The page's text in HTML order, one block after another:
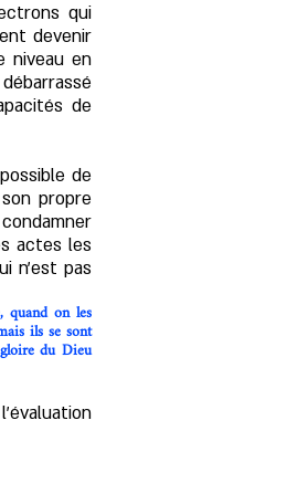
qui
devenir
niveau en
de
de
propre
actes les
n'est pas
quand on les
ils se sont
du Dieu